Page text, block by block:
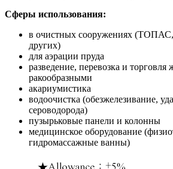
Сферы использования:
в очистных сооружениях
других)
для аэрации пруда
разведение, перевозка и
ракообразными
акариумистика
водоочистка (обезжелезивание,
сероводорода)
пузырьковые панели и колонны
медицинское оборудование
гидромассажные ванны)